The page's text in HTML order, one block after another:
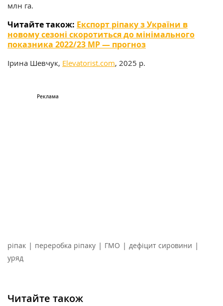
млн га.
Читайте також: Експорт ріпаку з України в
новому сезоні скоротиться до мінімального
показника 2022/23 МР — прогноз
Ірина Шевчук, Elevatorist.com, 2025 р.
ріпак | переробка ріпаку | ГМО | дефіцит сировини |
уряд
Читайте також